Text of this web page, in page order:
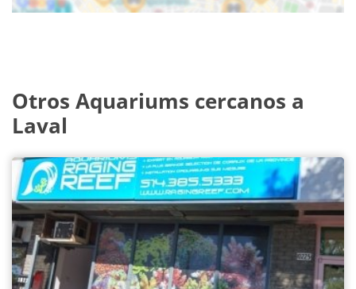
Otros Aquariums cercanos a
Laval